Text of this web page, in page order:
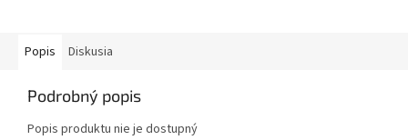
Popis Diskusia
Podrobný popis
Popis produktu nie je dostupný